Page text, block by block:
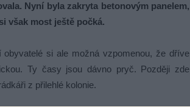
Nyní byla zakryta betonovým panelem,
však most ještě počká.
si ale možná vzpomenou, že dříve
Ty časy jsou dávno pryč. Později zde
z přilehlé kolonie.